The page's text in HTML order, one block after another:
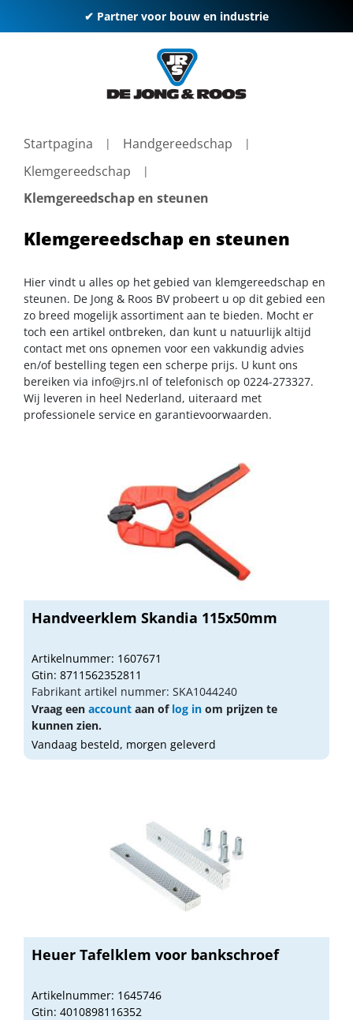
✔ Partner voor bouw en industrie
Startpagina
Handgereedschap
Klemgereedschap
Klemgereedschap en steunen
Klemgereedschap en steunen
Hier vindt u alles op het gebied van klemgereedschap en
steunen. De Jong & Roos BV probeert u op dit gebied een
zo breed mogelijk assortiment aan te bieden. Mocht er
toch een artikel ontbreken, dan kunt u natuurlijk altijd
contact met ons opnemen voor een vakkundig advies
en/of bestelling tegen een scherpe prijs. U kunt ons
bereiken via info@jrs.nl of telefonisch op 0224-273327.
Wij leveren in heel Nederland, uiteraard met
professionele service en garantievoorwaarden.
Handveerklem Skandia 115x50mm
Artikelnummer: 1607671
Gtin: 8711562352811
Fabrikant artikel nummer: SKA1044240
Vraag een account aan of log in om prijzen te
kunnen zien.
Vandaag besteld, morgen geleverd
Heuer Tafelklem voor bankschroef
Artikelnummer: 1645746
Gtin: 4010898116352